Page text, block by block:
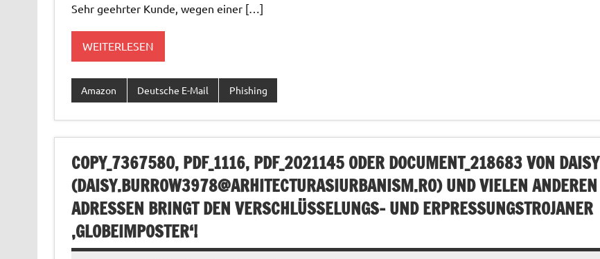
Sehr geehrter Kunde, wegen einer […]
WEITERLESEN
Amazon Deutsche E-Mail Phishing
COPY_7367580, PDF_1116, PDF_2021145 ODER DOCUMENT_218683 VON DAISY
(DAISY.BURROW3978@ARHITECTURASIURBANISM.RO) UND VIELEN ANDEREN
ADRESSEN BRINGT DEN VERSCHLÜSSELUNGS- UND ERPRESSUNGSTROJANER
‚GLOBEIMPOSTER‘!